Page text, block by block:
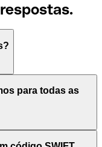
for Worldwide
(Sociedade para
onde se
outro lado, BIC
para todas as